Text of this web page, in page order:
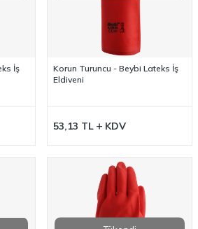
İş
Korun Turuncu - Beybi Lateks İş
Eldiveni
53,13 TL KDV